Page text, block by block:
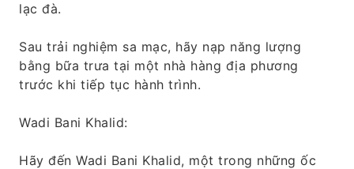
lạc đà.
Sau trải nghiệm sa mạc, hãy nạp năng lượng
bằng bữa trưa tại một nhà hàng địa phương
trước khi tiếp tục hành trình.
Wadi Bani Khalid:
Hãy đến Wadi Bani Khalid, một trong những ốc